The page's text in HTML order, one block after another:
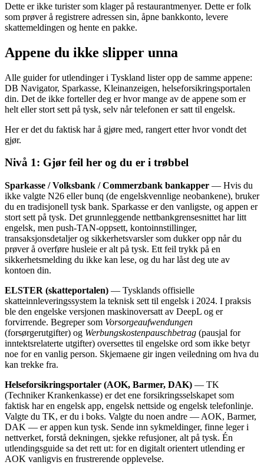
Dette er ikke turister som klager på restaurantmenyer. Dette er folk
som prøver å registrere adressen sin, åpne bankkonto, levere
skattemeldingen og hente en pakke.
Appene du ikke slipper unna
Alle guider for utlendinger i Tyskland lister opp de samme appene:
DB Navigator, Sparkasse, Kleinanzeigen, helseforsikringsportalen
din. Det de ikke forteller deg er hvor mange av de appene som er
helt eller stort sett på tysk, selv når telefonen er satt til engelsk.
Her er det du faktisk har å gjøre med, rangert etter hvor vondt det
gjør.
Nivå 1: Gjør feil her og du er i trøbbel
Sparkasse / Volksbank / Commerzbank bankapper — Hvis du
ikke valgte N26 eller bunq (de engelskvennlige neobankene), bruker
du en tradisjonell tysk bank. Sparkasse er den vanligste, og appen er
stort sett på tysk. Det grunnleggende nettbankgrensesnittet har litt
engelsk, men push-TAN-oppsett, kontoinnstillinger,
transaksjonsdetaljer og sikkerhetsvarsler som dukker opp når du
prøver å overføre husleie er alt på tysk. Ett feil trykk på en
sikkerhetsmelding du ikke kan lese, og du har låst deg ute av
kontoen din.
ELSTER (skatteportalen) — Tysklands offisielle
skatteinnleveringssystem la teknisk sett til engelsk i 2024. I praksis
ble den engelske versjonen maskinoversatt av DeepL og er
forvirrende. Begreper som Vorsorgeaufwendungen
(forsørgerutgifter) og Werbungskostenpauschbetrag (pausjal for
inntektsrelaterte utgifter) oversettes til engelske ord som ikke betyr
noe for en vanlig person. Skjemaene gir ingen veiledning om hva du
kan trekke fra.
Helseforsikringsportaler (AOK, Barmer, DAK) — TK
(Techniker Krankenkasse) er det ene forsikringsselskapet som
faktisk har en engelsk app, engelsk nettside og engelsk telefonlinje.
Valgte du TK, er du i boks. Valgte du noen andre — AOK, Barmer,
DAK — er appen kun tysk. Sende inn sykmeldinger, finne leger i
nettverket, forstå dekningen, sjekke refusjoner, alt på tysk. Én
utlendingsguide sa det rett ut: for en digitalt orientert utlending er
AOK vanligvis en frustrerende opplevelse.